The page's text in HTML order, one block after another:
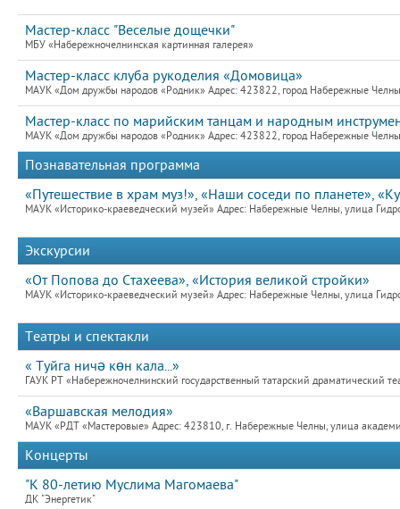
Мастер-класс "Веселые дощечки"
МБУ «Набережночелнинская картинная галерея»
Мастер-класс клуба рукоделия «Домовица»
МАУК «Дом дружбы народов «Родник» Адрес: 423822, город Набережные
Мастер-класс по марийским танцам и народным
МАУК «Дом дружбы народов «Родник» Адрес: 423822, город Набережные
Познавательная программа
«Путешествие в храм муз!», «Наши соседи по планете»,
МАУК «Историко-краеведческий музей» Адрес: Набережные Челны, улица
Экскурсии
«От Попова до Стахеева», «История великой стройки»
МАУК «Историко-краеведческий музей» Адрес: Набережные Челны, улица
Театры и спектакли
« Туйга ничә көн кала...»
ГАУК РТ «Набережночелнинский государственный татарский драматический
«Варшавская мелодия»
МАУК «РДТ «Мастеровые» Адрес: 423810, г. Набережные Челны, улица
Концерты
"К 80-летию Муслима Магомаева"
ДК "Энергетик"